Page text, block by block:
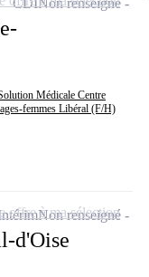
Médicale Centre
femmes Libéral (F/H)
CDINon renseigné
d'Oise
Non renseigné
offre à ma sélection